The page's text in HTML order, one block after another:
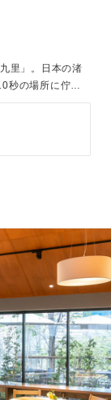
里」。日本の渚
秒の場所に佇む
過ごしやすいよう
砂浜の天然ドッグ
えておりますの
い楽しい一日とな